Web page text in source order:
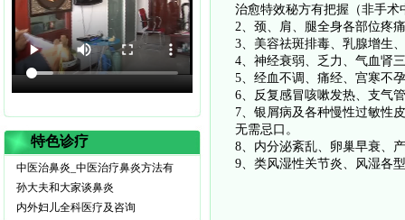
特色诊疗
中医治鼻炎_中医治疗鼻炎方法有
孙大夫和大家谈鼻炎
内外妇儿全科医疗及咨询
治愈特效秘方有把握（非手术
2、颈、肩、腿全身各部位疼
3、美容祛斑排毒、乳腺增生
4、神经衰弱、乏力、气血肾
5、经血不调、痛经、宫寒不
6、反复感冒咳嗽发热、支气
7、银屑病及各种慢性过敏性
无需忌口。
8、内分泌紊乱、卵巢早衰、
9、类风湿性关节炎、风湿各